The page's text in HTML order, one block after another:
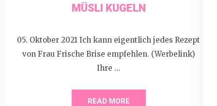
MÜSLI KUGELN
05. Oktober 2021 Ich kann eigentlich jedes Rezept
von Frau Frische Brise empfehlen. (Werbelink)
Ihre …
READ MORE